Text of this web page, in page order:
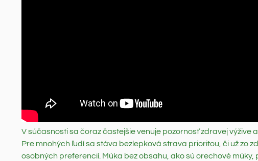
V súčasnosti sa čoraz častejšie venuje pozornosť zdravej výžive
Pre mnohých ľudí sa stáva bezlepková strava prioritou, či už zo
osobných preferencií. Múka bez obsahu, ako sú orechové